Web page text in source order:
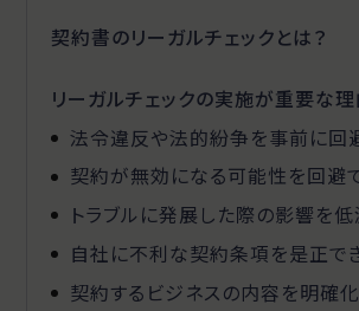
契約書のリーガルチェックとは？
リーガルチェックの実施が重要な理
法令違反や法的紛争を事前に回
契約が無効になる可能性を回避
トラブルに発展した際の影響を低
自社に不利な契約条項を是正で
契約するビジネスの内容を明確